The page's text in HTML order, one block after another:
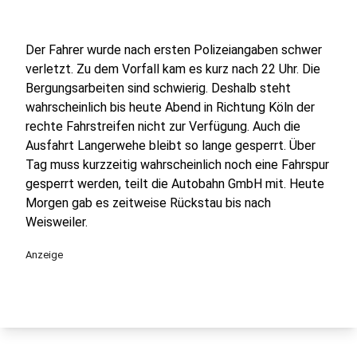
Der Fahrer wurde nach ersten Polizeiangaben schwer
verletzt. Zu dem Vorfall kam es kurz nach 22 Uhr. Die
Bergungsarbeiten sind schwierig. Deshalb steht
wahrscheinlich bis heute Abend in Richtung Köln der
rechte Fahrstreifen nicht zur Verfügung. Auch die
Ausfahrt Langerwehe bleibt so lange gesperrt. Über
Tag muss kurzzeitig wahrscheinlich noch eine Fahrspur
gesperrt werden, teilt die Autobahn GmbH mit. Heute
Morgen gab es zeitweise Rückstau bis nach
Weisweiler.
Anzeige